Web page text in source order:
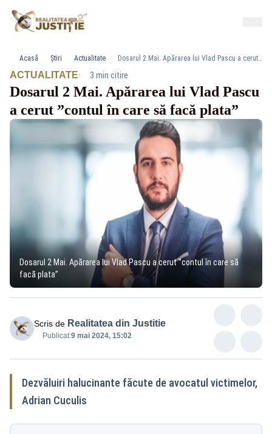
Acasă Știri Actualitate Dosarul 2 Mai. Apărarea lui Vlad Pascu a cerut ”contul în care să facă plata”
ACTUALITATE· 3 min citire
Dosarul 2 Mai. Apărarea lui Vlad Pascu
a cerut ”contul în care să facă plata”
Dosarul 2 Mai. Apărarea lui Vlad Pascu a cerut ”contul în care să
facă plata”
Scris de Realitatea din Justitie
Publicat:9 mai 2024, 15:02
Dezvăluiri halucinante făcute de avocatul victimelor,
Adrian Cuculis